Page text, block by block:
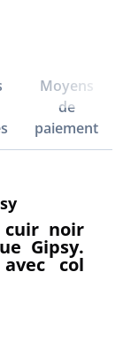
Moyens
de
paiement
cuir noir
Gipsy.
col